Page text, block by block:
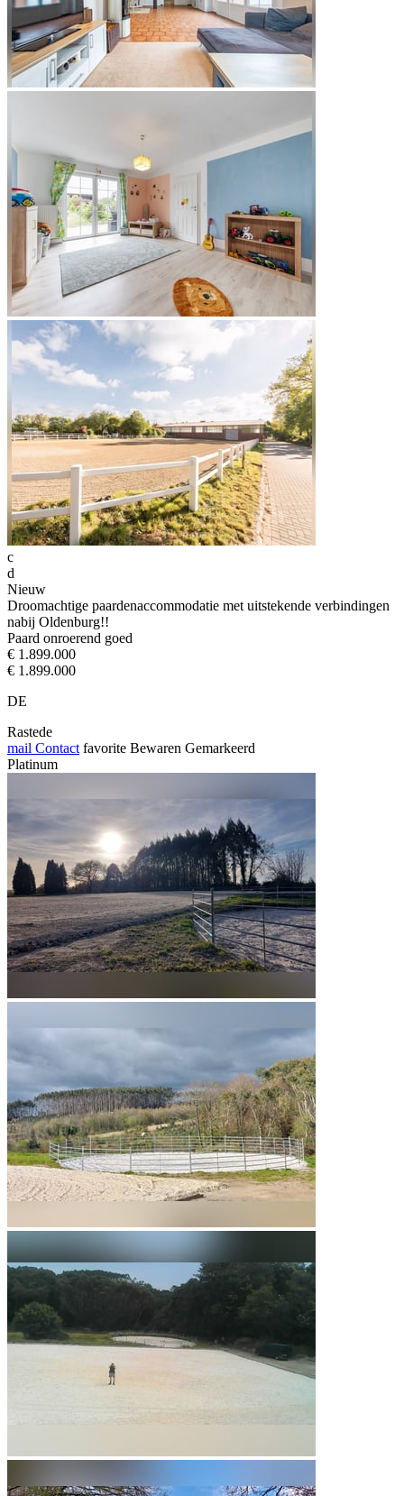
c
d
Nieuw
Droomachtige paardenaccommodatie met uitstekende verbindingen
nabij Oldenburg!!
Paard onroerend goed
€ 1.899.000
€ 1.899.000
DE
Rastede
mail Contact favorite Bewaren Gemarkeerd
Platinum